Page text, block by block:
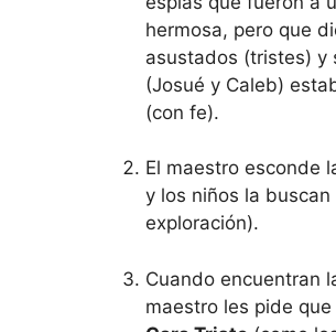
hermosa, pero que
asustados (tristes) y
(Josué y Caleb)
(con fe).
El maestro esconde
y los niños la buscan
exploración).
Cuando encuentran
maestro les pide